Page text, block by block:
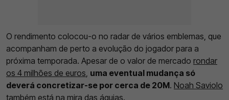
O rendimento colocou-o no radar de vários emblemas, que
acompanham de perto a evolução do jogador para a
próxima temporada. Apesar de o valor de mercado rondar
os 4 milhões de euros, uma eventual mudança só
deverá concretizar-se por cerca de 20M. Noah Saviolo
também está na mira das águias.